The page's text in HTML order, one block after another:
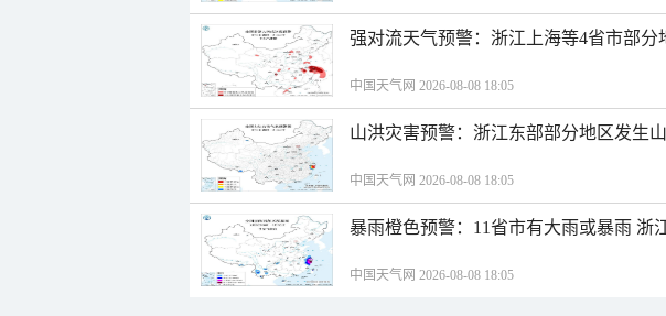
强对流天气预警：浙江上海等4省市部分
中国天气网 2026-08-08 18:05
山洪灾害预警：浙江东部部分地区发生
中国天气网 2026-08-08 18:05
暴雨橙色预警：11省市有大雨或暴雨 浙
中国天气网 2026-08-08 18:05